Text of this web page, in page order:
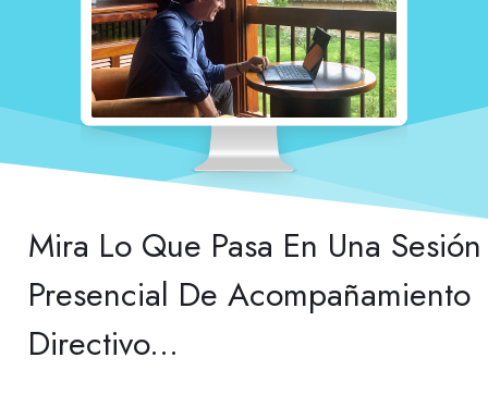
Mira Lo Que Pasa En Una Sesión
Presencial De Acompañamiento
Directivo...